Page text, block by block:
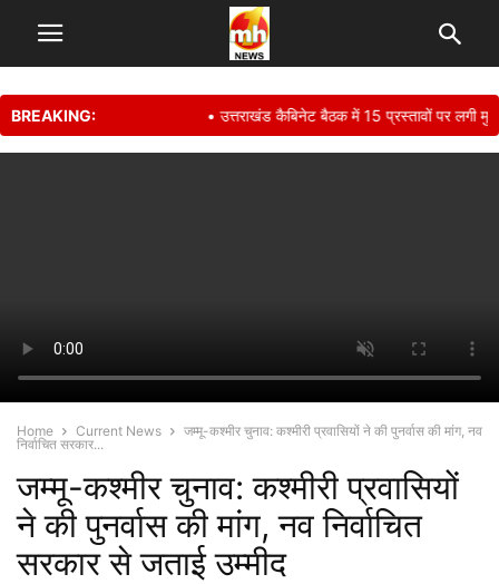
BREAKING: • उत्तराखंड कैबिनेट बैठक में 15 प्रस्तावों पर लगी
Home Current News
जम्मू-कश्मीर चुनाव: कश्मीरी प्रवासियों ने की पुनर्वास की मांग, नव
निर्वाचित सरकार...
जम्मू-कश्मीर चुनाव: कश्मीरी प्रवासियों
ने की पुनर्वास की मांग, नव निर्वाचित
सरकार से जताई उम्मीद